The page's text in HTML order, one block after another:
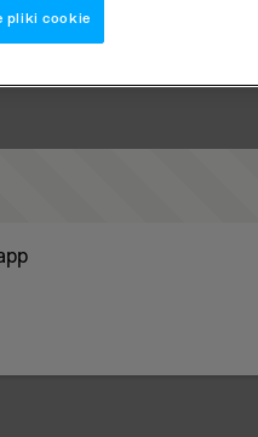
pliki cookie